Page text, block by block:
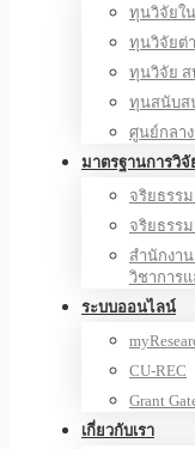
ทุนวิจัยใ
ทุนวิจัยต่
ทุนวิจัย ส
ทุนสนับส
ศูนย์กลา
มาตรฐานการวิจั
จริยธรร
จริยธรร
สำนักงา
วิชาการ
ระบบออนไลน์
CU-REC
Grant
เกี่ยวกับเรา